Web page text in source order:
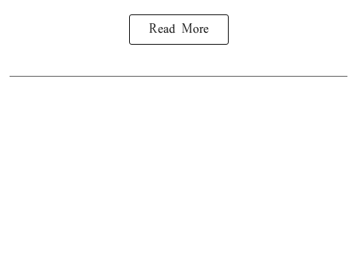
Read More